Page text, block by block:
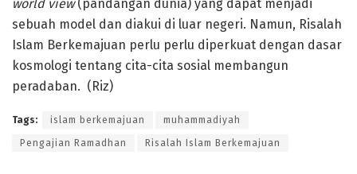
world view(pandangan dunia) yang dapat menjadi
sebuah model dan diakui di luar negeri. Namun, Risalah
Islam Berkemajuan perlu perlu diperkuat dengan dasar
kosmologi tentang cita-cita sosial membangun
peradaban. (Riz)
Tags: islam berkemajuan muhammadiyah
Pengajian Ramadhan Risalah Islam Berkemajuan